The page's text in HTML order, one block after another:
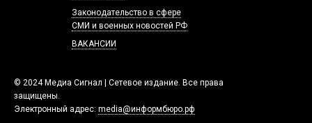
© 2024 Медиа Сигнал | Сетевое издание. Все права
защищены.
Электронный адрес: media@информбюро.рф
Законодательство в сфере
СМИ и военных новостей РФ
ВАКАНСИИ